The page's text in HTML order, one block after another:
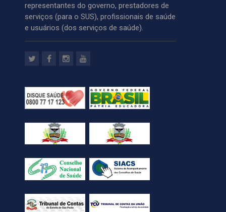
representantes do governo, prestadores de
serviços (para o SUS), profissionais de saúde
e usuários (dos serviços de saúde).